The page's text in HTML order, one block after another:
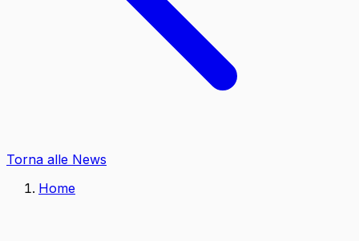
Torna alle News
Home